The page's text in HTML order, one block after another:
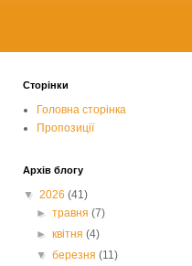
Сторінки
Головна сторінка
Пропозиції
Архів блогу
▼ 2026 (41)
►травня(7)
►квітня(4)
▼березня(11)